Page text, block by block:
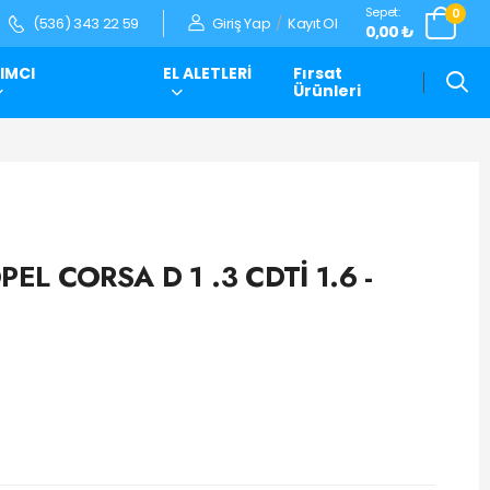
(536) 343 22 59 Giriş Yap / Kayıt Ol
Sepet:
0,00 ₺
0
EL ALETLERİ
Fırsat
Ürünleri
CORSA D 1 .3 CDTİ 1.6 -